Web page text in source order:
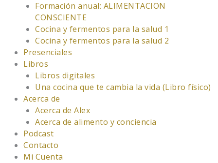
Formación anual: ALIMENTACION
CONSCIENTE
Cocina y fermentos para la salud 1
Cocina y fermentos para la salud 2
Presenciales
Libros
Libros digitales
Una cocina que te cambia la vida (Libro físico)
Acerca de
Acerca de Alex
Acerca de alimento y conciencia
Podcast
Contacto
Mi Cuenta